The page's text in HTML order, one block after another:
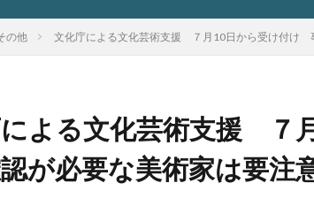
の他 文化庁による文化芸術支援 ７月10日から受け付け
よる文化芸術支援 ７
が必要な美術家は要注